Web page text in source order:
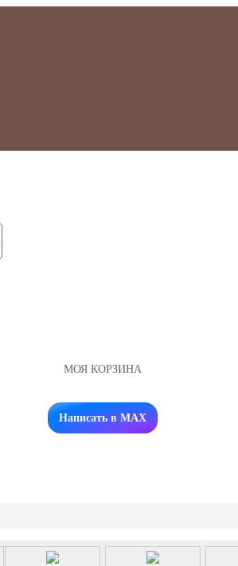
МОЯ КОРЗИНА
Заказать звонок
Написать в MAX